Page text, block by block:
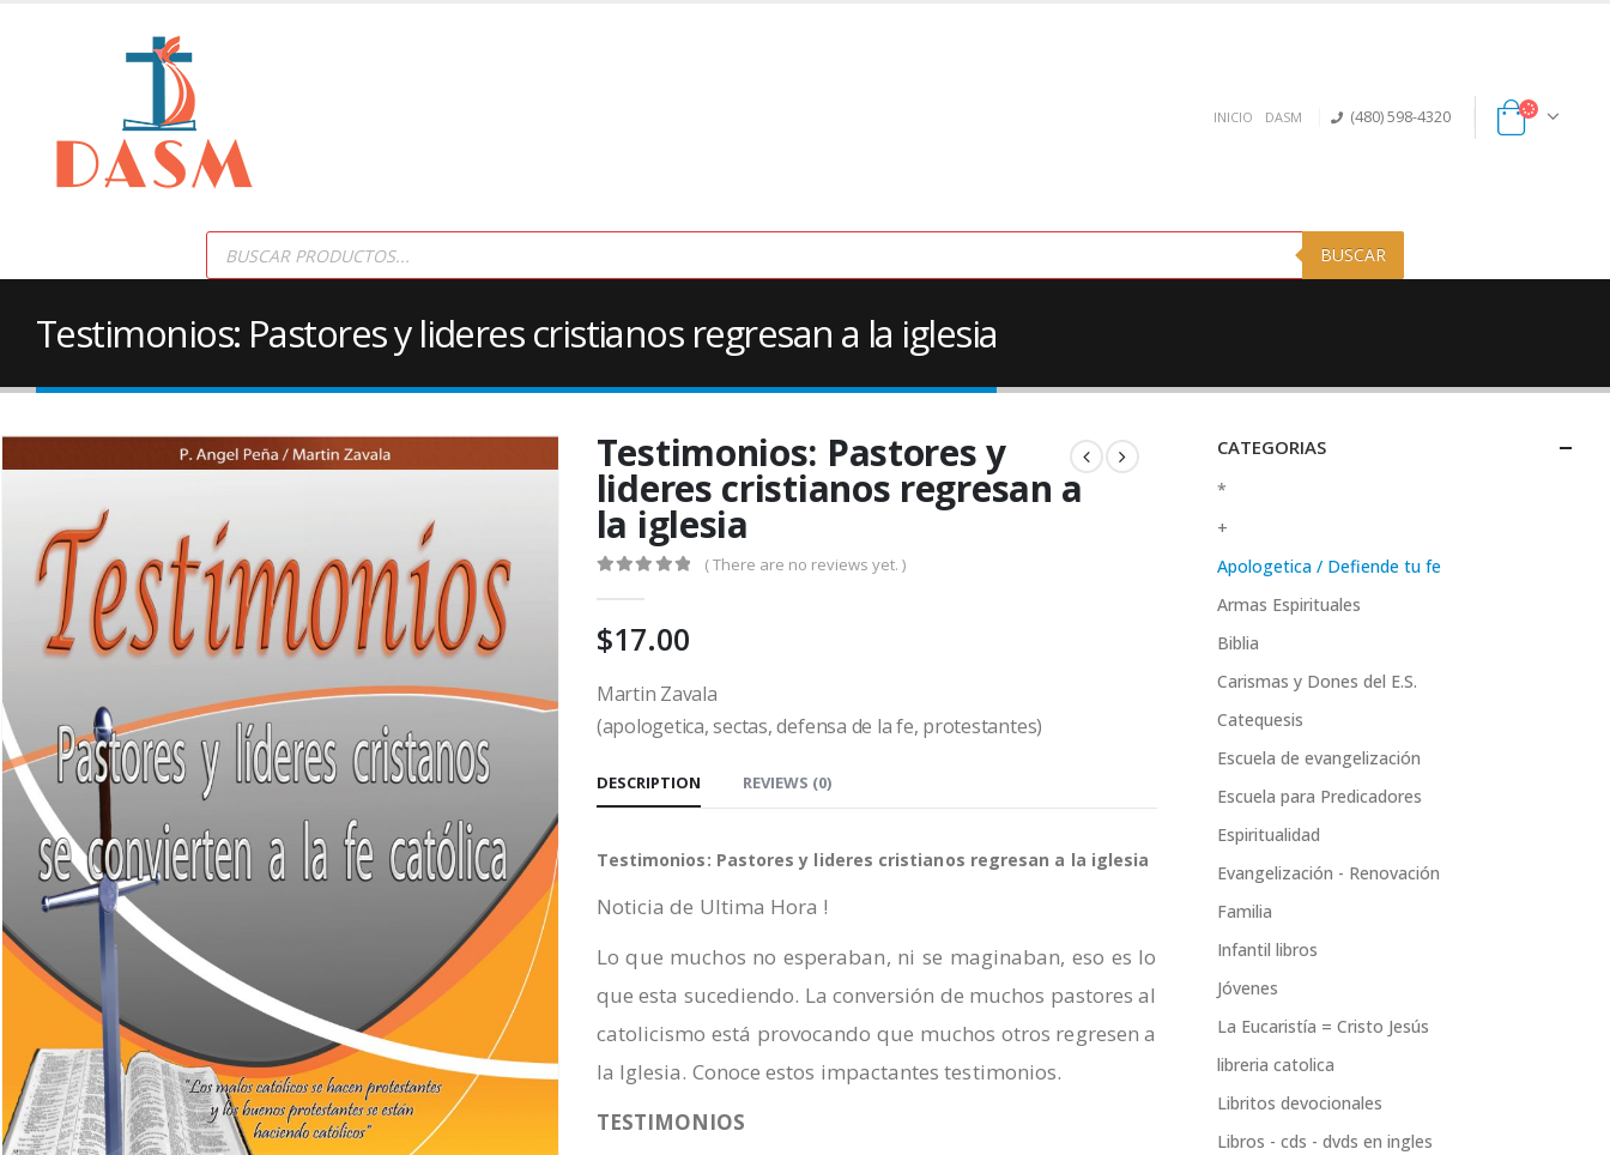
INICIO DASM (480) 598-4320
Products
search BUSCAR
Testimonios: Pastores y lideres cristianos regresan a la iglesia
Testimonios: Pastores y
lideres cristianos regresan a
la iglesia
( There are no reviews yet. )
$17.00
Martin Zavala
(apologetica, sectas, defensa de la fe, protestantes)
DESCRIPTION REVIEWS (0)
Testimonios: Pastores y lideres cristianos regresan a la iglesia
Noticia de Ultima Hora !
Lo que muchos no esperaban, ni se maginaban, eso es lo
que esta sucediendo. La conversión de muchos pastores al
catolicismo está provocando que muchos otros regresen a
la Iglesia. Conoce estos impactantes testimonios.
TESTIMONIOS
CATEGORIAS
*
+
Apologetica / Defiende tu fe
Armas Espirituales
Biblia
Carismas y Dones del E.S.
Catequesis
Escuela de evangelización
Escuela para Predicadores
Espiritualidad
Evangelización - Renovación
Familia
Infantil libros
Jóvenes
La Eucaristía = Cristo Jesús
libreria catolica
Libritos devocionales
Libros - cds - dvds en ingles